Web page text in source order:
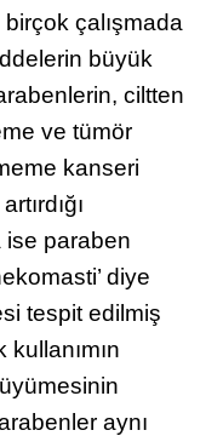
çalışmada
büyük
ciltten
ve tümör
kanseri
ise paraben
diye
tespit edilmiş
aynı